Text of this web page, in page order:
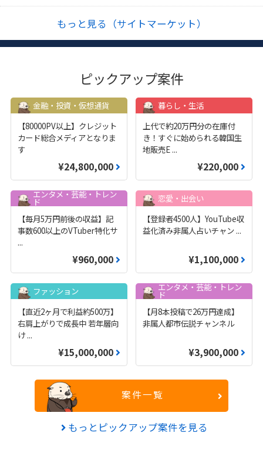
もっと見る（サイトマーケット）
ピックアップ案件
金融・投資・仮想通貨
【80000PV以上】クレジット
カード総合メディアとなりま
す
¥24,800,000
暮らし・生活
上代で約20万円分の在庫付
き！すぐに始められる韓国生
地販売E ...
¥220,000
エンタメ・芸能・トレン
ド
【毎月5万円前後の収益】記
事数600以上のVTuber特化サ
...
¥960,000
恋愛・出会い
【登録者4500人】YouTube収
益化済み非属人占いチャン ...
¥1,100,000
ファッション
【直近2ヶ月で利益約500万】
右肩上がりで成長中 若年層向
け...
¥15,000,000
エンタメ・芸能・トレン
ド
【月8本投稿で26万円達成】
非属人都市伝説チャンネル
¥3,900,000
案件一覧
もっとピックアップ案件を見る